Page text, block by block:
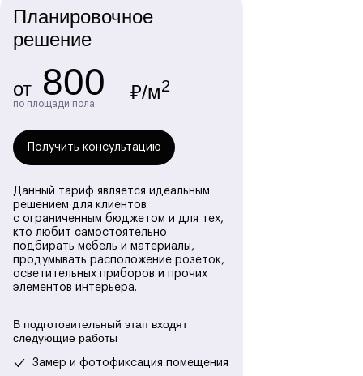
Планировочное
решение
от 800 ₽/м2
Данный тариф является идеальным
решением для клиентов
с ограниченным бюджетом и для тех,
кто любит самостоятельно
подбирать мебель и материалы,
продумывать расположение розеток,
осветительных приборов и прочих
элементов интерьера.
В подготовительный этап входят
следующие работы
Замер и фотофиксация помещения
по площади пола
Получить консультацию